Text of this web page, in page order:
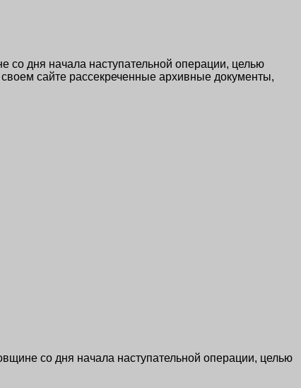
со дня начала наступательной операции, целью
сайте рассекреченные архивные документы,
со дня начала наступательной операции, целью